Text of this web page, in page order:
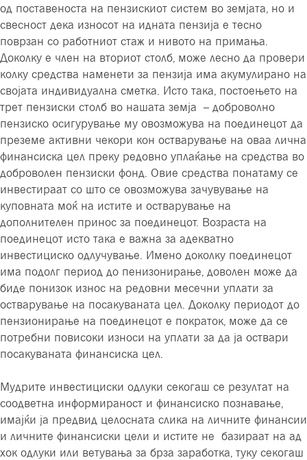
од поставеноста на пензискиот систем во земјата, но и
свесност дека износот на идната пензија е тесно
поврзан со работниот стаж и нивото на примања.
Доколку е член на вториот столб, може лесно да провери
колку средства наменети за пензија има акумулирано на
својата индивидуална сметка. Исто така, постоењето на
трет пензиски столб во нашата земја – доброволно
пензиско осигурување му овозможува на поединецот да
преземе активни чекори кон остварување на оваа лична
финансиска цел преку редовно уплаќање на средства во
доброволен пензиски фонд. Овие средства понатаму се
инвестираат со што се овозможува зачувување на
куповната моќ на истите и остварување на
дополнителен принос за поединецот. Возраста на
поединецот исто така е важна за адекватно
инвестициско одлучување. Имено доколку поединецот
има подолг период до пенизонирање, доволен може да
биде понизок износ на редовни месечни уплати за
остварување на посакуваната цел. Доколку периодот до
пензионирање на поединецот е пократок, може да се
потребни повисоки износи на уплати за да ја оствари
посакуваната финансиска цел.
Мудрите инвестициски одлуки секогаш се резултат на
соодветна информираност и финансиско познавање,
имајќи ја предвид целосната слика на личните финансии
и личните финансиски цели и истите не базираат на ад
хок одлуки или ветувања за брза заработка, туку секогаш